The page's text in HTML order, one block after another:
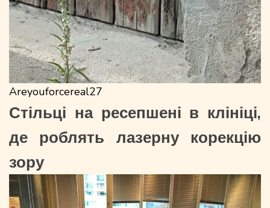
Areyouforcereal27
Стільці на ресепшені в клініці,
де роблять лазерну корекцію
зору